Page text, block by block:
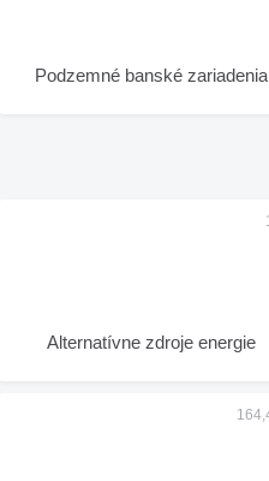
Podzemné banské zariadenia
Alternatívne zdroje energie